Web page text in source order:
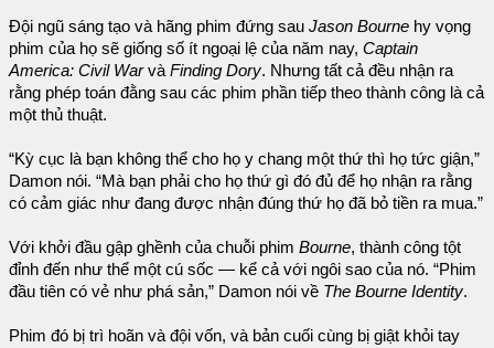
Đội ngũ sáng tạo và hãng phim đứng sau Jason Bourne hy vọng
phim của họ sẽ giống số ít ngoại lệ của năm nay, Captain
America: Civil WarvàFinding Dory. Nhưng tất cả đều nhận ra
rằng phép toán đằng sau các phim phần tiếp theo thành công là cả
một thủ thuật.
“Kỳ cục là bạn không thể cho họ y chang một thứ thì họ tức giận,”
Damon nói. “Mà bạn phải cho họ thứ gì đó đủ để họ nhận ra rằng
có cảm giác như đang được nhận đúng thứ họ đã bỏ tiền ra mua.”
Với khởi đầu gập ghềnh của chuỗi phim Bourne, thành công tột
đỉnh đến như thể một cú sốc — kể cả với ngôi sao của nó. “Phim
đầu tiên có vẻ như phá sản,” Damon nói về The Bourne Identity.
Phim đó bị trì hoãn và đội vốn, và bản cuối cùng bị giật khỏi tay